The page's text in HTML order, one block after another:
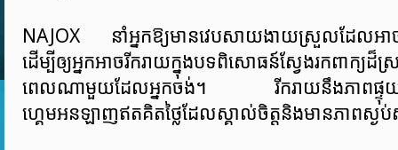
NAJOX នាំអ្នកឱ្យមានវេបសាយងាយស្រួលដែលអា
ដើម្បីឲ្យអ្នកអាចរីករាយក្នុងបទពិសោធន៍ស្វែងរកពាក្យ
ពេលណាមួយដែលអ្នកចង់។ រីករាយនឹងភាពផ្ទុយ
ហ្គេមអនឡាញឥតគិតថ្លៃដែលស្គាល់ចិត្តនិងមានភាពស្ងប់